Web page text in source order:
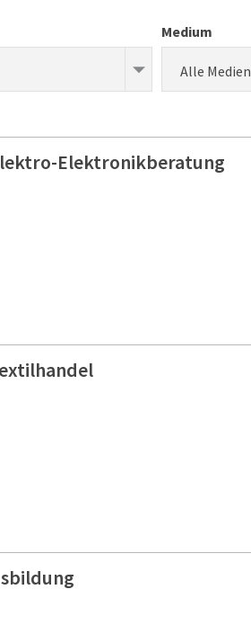
Medium
Alle Medien
Elektronikberatung